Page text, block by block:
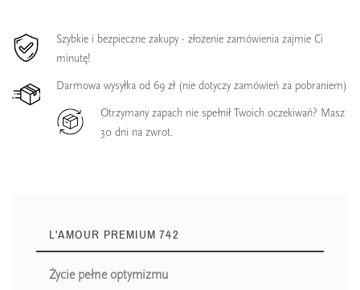
Szybkie i bezpieczne zakupy - złożenie zamówienia zajmie Ci
minutę!
Darmowa wysyłka od 69 zł (nie dotyczy zamówień za pobraniem)
Otrzymany zapach nie spełnił Twoich oczekiwań? Masz
30 dni na zwrot.
L'AMOUR PREMIUM 742
Życie pełne optymizmu